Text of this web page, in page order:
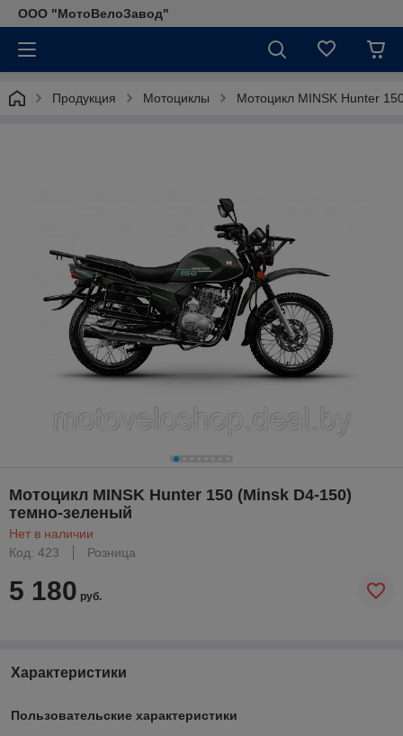
ООО "МотоВелоЗавод"
Продукция Мотоциклы Мотоцикл MINSK Hunter
Мотоцикл MINSK Hunter 150 (Minsk D4-150)
темно-зеленый
Нет в наличии
Код: 423
Розница
5 180 руб.
Характеристики
Пользовательские характеристики